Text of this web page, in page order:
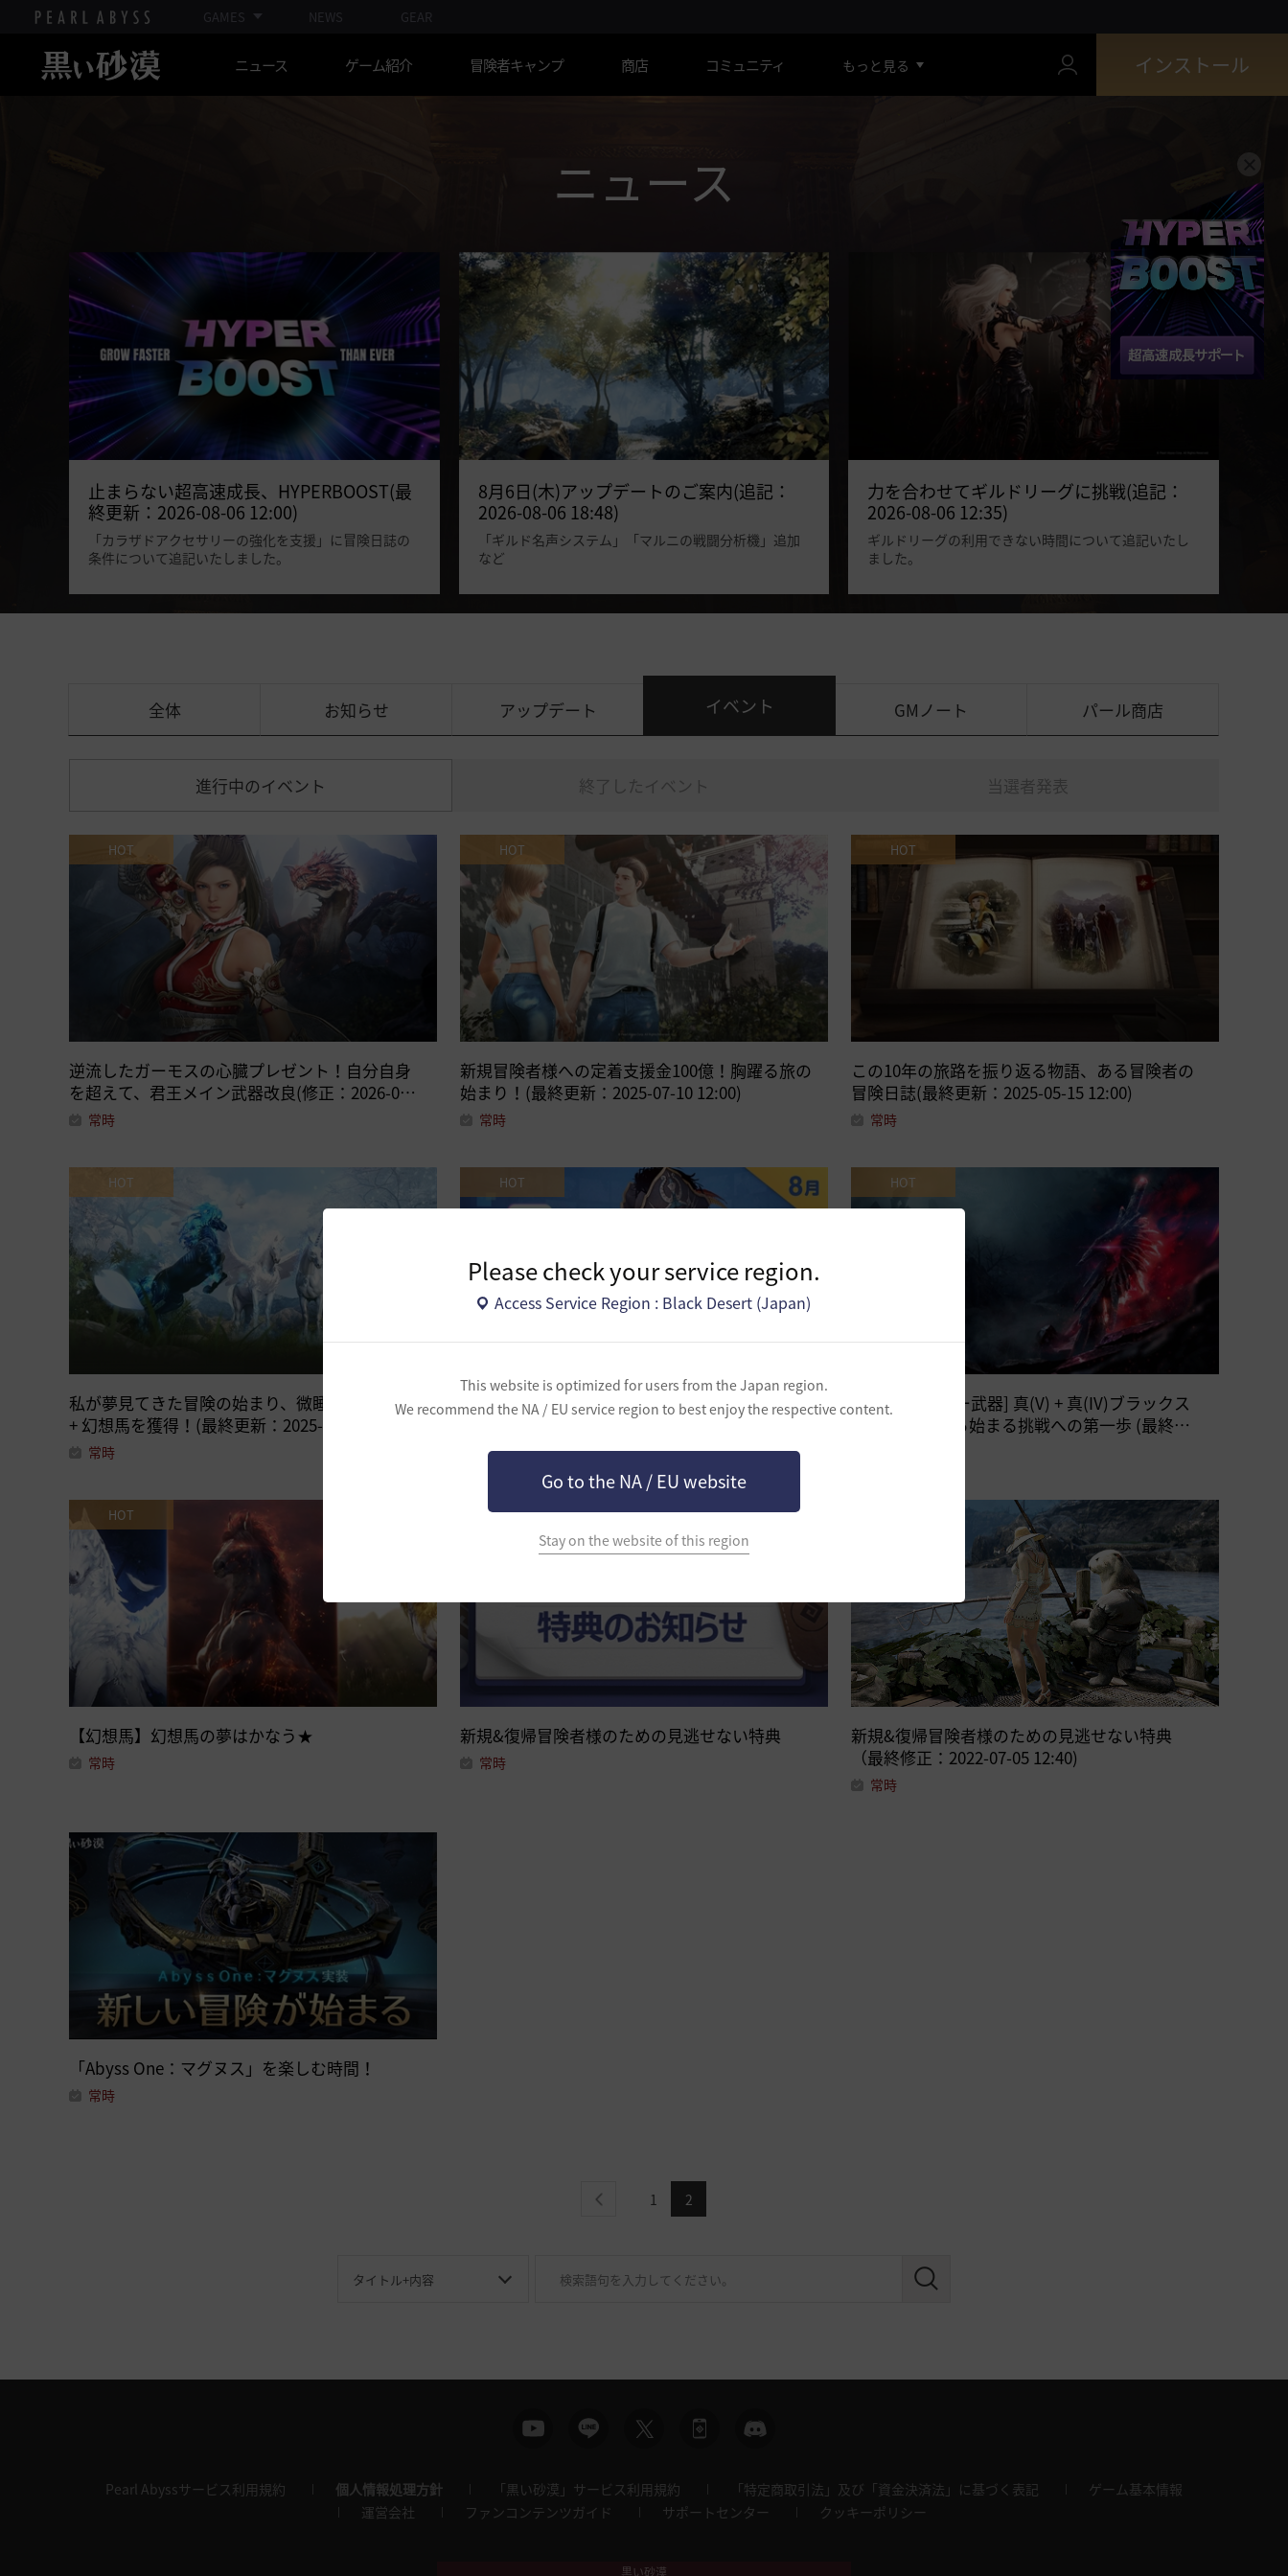
GAMES NEWS GEAR
Please check your service region.
Access Service Region : Black Desert (Japan)
This website is optimized for users from the Japan region.
We recommend the NA / EU service region to best enjoy the respective content.
Go to the NA / EU website
Stay on the website of this region
ニュース ゲーム紹介 冒険者キャンプ 商店 コミュニティ もっと見る インストール
ニュース
止まらない超高速成長、HYPERBOOST(最
終更新：2026-08-06 12:00)
「カラザドアクセサリーの強化を支援」に冒険日誌の
条件について追記いたしました。
8月6日(木)アップデートのご案内(追記：
2026-08-06 18:48)
「ギルド名声システム」「マルニの戦闘分析機」追加
など
力を合わせてギルドリーグに挑戦(追記：
2026-08-06 12:35)
ギルドリーグの利用できない時間について追記いたし
ました。
全体 お知らせ アップデート イベント GMノート パール商店
進行中のイベント 終了したイベント 当選者発表
HOT
逆流したガーモスの心臓プレゼント！自分自身
を超えて、君王メイン武器改良(修正：2026-07-
30 22:11)
常時
HOT
新規冒険者様への定着支援金100億！胸躍る旅の
始まり！(最終更新：2025-07-10 12:00)
常時
HOT
この10年の旅路を振り返る物語、ある冒険者の
冒険日誌(最終更新：2025-05-15 12:00)
常時
HOT
私が夢見てきた冒険の始まり、微睡みの幻想馬
+ 幻想馬を獲得！(最終更新：2025-07-24 15:00)
常時
HOT
黒い砂漠クリエイター大・募・集！(修正：
2026-01-09 11:00)
常時
HOT
[ブラックスター武器] 真(V) + 真(IV)ブラックス
ター、 これから始まる挑戦への第一歩 (最終更
HOT
【幻想馬】幻想馬の夢はかなう★
常時
新規/復歸
新規&復帰冒険者様のための見逃せない特典
常時
新規&復帰冒険者様のための見逃せない特典
（最終修正：2022-07-05 12:40)
常時
「Abyss One：マグヌス」を楽しむ時間！
常時
previous1 2
Pearl Abyssサービス利用規約 個人情報処理方針 「黒い砂漠」サービス利用規約 「特定商取引法」及び「資金決済法」に基づく表記
ゲーム基本情報
運営会社
ファンコンテンツガイド サポートセンター クッキーポリシー
黒い砂漠